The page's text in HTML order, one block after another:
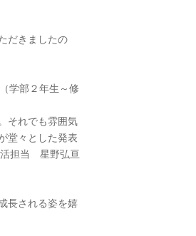
だきましたの
学部２年生～修
それでも雰囲気
堂々とした発表
担当 星野弘亘
長される姿を嬉